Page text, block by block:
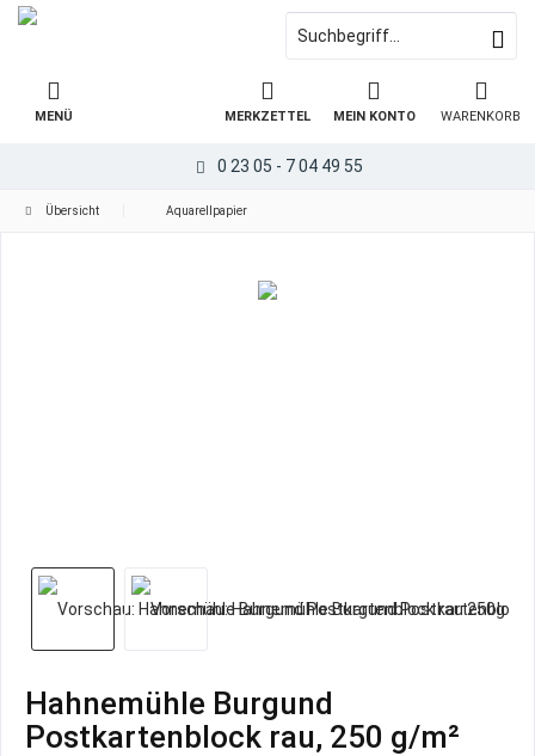
0 23 05 - 7 04 49 55
WARENKORB
MERKZETTEL MEIN KONTO
MENÜ
Übersicht Aquarellpapier
Hahnemühle Burgund
Postkartenblock rau, 250 g/m²